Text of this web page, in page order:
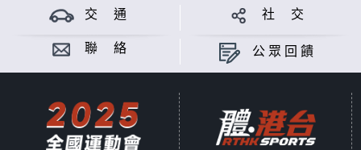
交 通 社 交
聯 絡 公眾回饋